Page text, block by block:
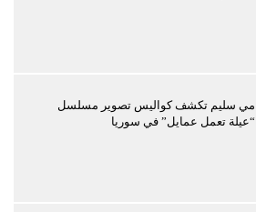
مي سليم تكشف كواليس تصوير مسلسل
“عيلة تعمل عمايل” في سوريا